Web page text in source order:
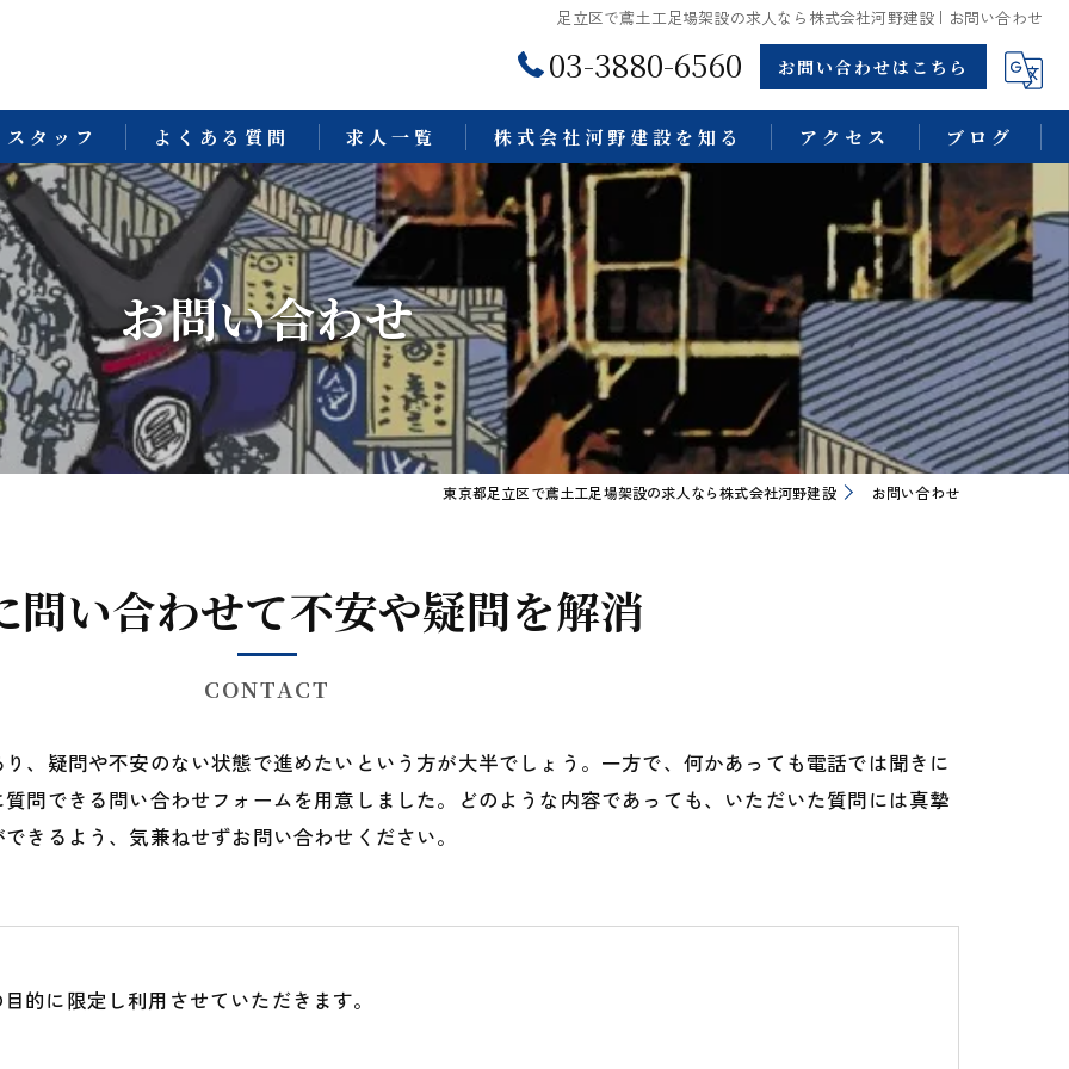
足立区で鳶土工足場架設の求人なら株式会社河野建設 | お問い合わせ
03-3880-6560 お問い合わせはこちら
スタッフ よくある質問 求人一覧 株式会社河野建設を知る
鳶
とび
土工
稼げる仕事
建設
アクセス ブログ
お問い合わせ
東京都足立区で鳶土工足場架設の求人なら株式会社河野建設 お問い合わせ
問い合わせて不安や疑問を解消
CONTACT
、疑問や不安のない状態で進めたいという方が大半でしょう。一方で、何かあっても電話では聞きに
問できる問い合わせフォームを用意しました。どのような内容であっても、いただいた質問には真摯
きるよう、気兼ねせずお問い合わせください。
的に限定し利用させていただきます。